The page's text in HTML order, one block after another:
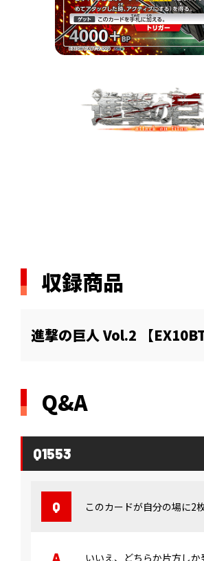
収録商品
進撃の巨人 Vol.2 【EX10BT
Q&A
Q1553
このカードが自分の場に2
いいえ、どちらか片方しか